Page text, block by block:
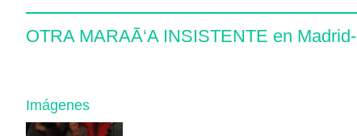
OTRA MARAÃ‘A INSISTENTE en Madrid-
Imágenes